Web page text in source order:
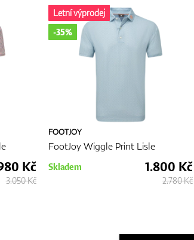
Kč
3.050 Kč
FOOTJOY
FootJoy Wiggle Print Lisle
Letní výprodej
-35%
Skladem 1.800 Kč
2.780 Kč